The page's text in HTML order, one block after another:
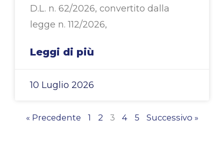
D.L. n. 62/2026, convertito dalla
legge n. 112/2026,
Leggi di più
10 Luglio 2026
« Precedente 1 2 3 4 5 Successivo »